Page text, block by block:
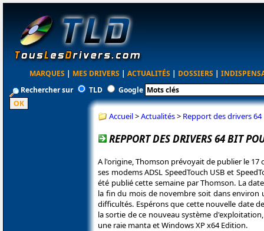
MARQUES | MES DRIVERS | ACTUALITÉS | DOSSIERS |
Rechercher sur
TLD Google
Accueil>Actualités> Repport des drivers
REPPORT DES DRIVERS 64 BIT
A l'origine, Thomson prévoyait de publier le
ses modems ADSL SpeedTouch USB et
été publié cette semaine par Thomson. La
la fin du mois de novembre soit dans environ
difficultés. Espérons que cette nouvelle date
la sortie de ce nouveau système
une raie manta et Windows XP x64 Edition.